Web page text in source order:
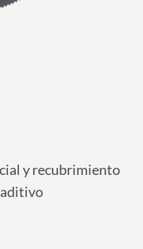
y recubrimiento